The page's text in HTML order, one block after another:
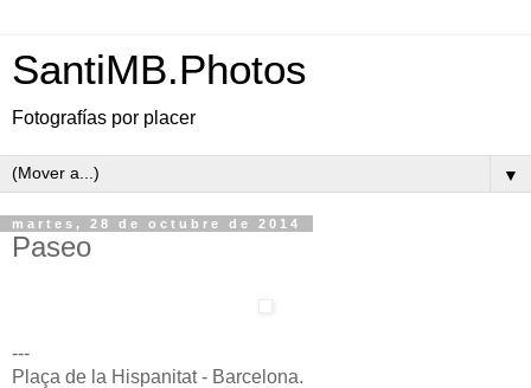
SantiMB.Photos
Fotografías por placer
▼
martes, 28 de octubre de 2014
Paseo
---
Plaça de la Hispanitat - Barcelona.